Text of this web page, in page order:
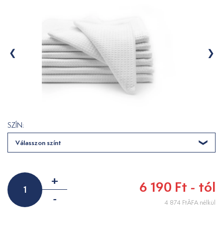
SZÍN:
Válasszon színt
+
-
6 190 Ft - tól
4 874 FtÁFA nélkül